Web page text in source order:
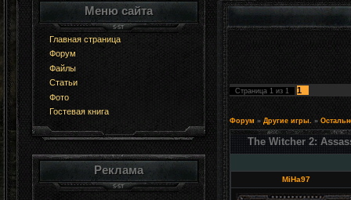
Меню сайта
Главная страница
Форум
Файлы
Статьи
Фото
Гостевая книга
Реклама
Страница 1 из 1 1
Форум » Другие игры. »
The Witcher 2:
MiHa97